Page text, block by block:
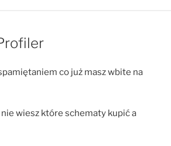
co już masz wbite na
wiesz które schematy kupić a